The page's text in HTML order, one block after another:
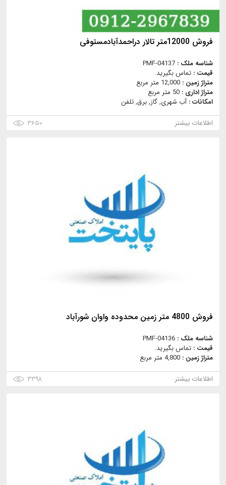
فروش 12000متر تالار دراحمدآبادمستوفی
شناسه ملک : PMF-04137
قیمت : تماس بگیرید.
متراژ زمین : 12,000 متر مربع
متراژ اداری : 50 متر مربع
امکانات :آب شهری, گاز, برق, تلفن
اطلاعات بیشتر
۳۶۵۰
فروش 4800 متر زمین محدوده واوان شورآباد
شناسه ملک : PMF-04136
قیمت : تماس بگیرید.
متراژ زمین : 4,800 متر مربع
اطلاعات بیشتر
۳۳۹۸